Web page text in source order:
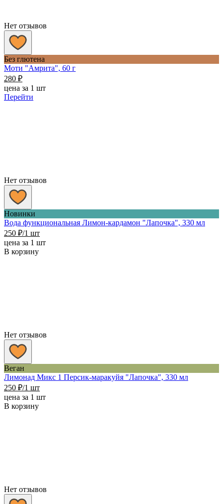
Нет отзывов
Без глютена
Моти "Амрита", 60 г
280 ₽
цена за 1 шт
Перейти
Нет отзывов
Новинки
Вода функциональная Лимон-кардамон "Лапочка", 330 мл
250 ₽/1 шт
цена за 1 шт
В корзину
Нет отзывов
Веган
Лимонад Микс 1 Персик-маракуйя "Лапочка", 330 мл
250 ₽/1 шт
цена за 1 шт
В корзину
Нет отзывов